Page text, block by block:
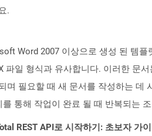
.
Word 2007 이상으로 생성 된 템
파일 형식과 유사합니다. 이러한 문
며 필요할 때 새 문서를 작성하는 데
통해 작업이 완료 될 때 반복되는
REST API로 시작하기: 초보자 가